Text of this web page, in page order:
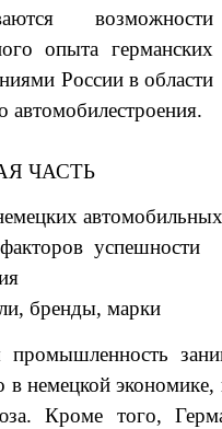
возможности
опыта германских
России в области
автомобилестроения.
ЧАСТЬ
автомобильных
успешности
бренды, марки
в немецкой
Кроме того,